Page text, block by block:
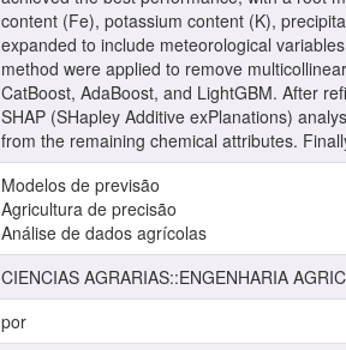
content (Fe), potassium content (K),
expanded to include meteorological
method were applied to remove
CatBoost, AdaBoost, and LightGBM. After
SHAP (SHapley Additive exPlanations)
from the remaining chemical attributes.
Modelos de previsão
Agricultura de precisão
Análise de dados agrícolas
CIENCIAS AGRARIAS::ENGENHARIA
por